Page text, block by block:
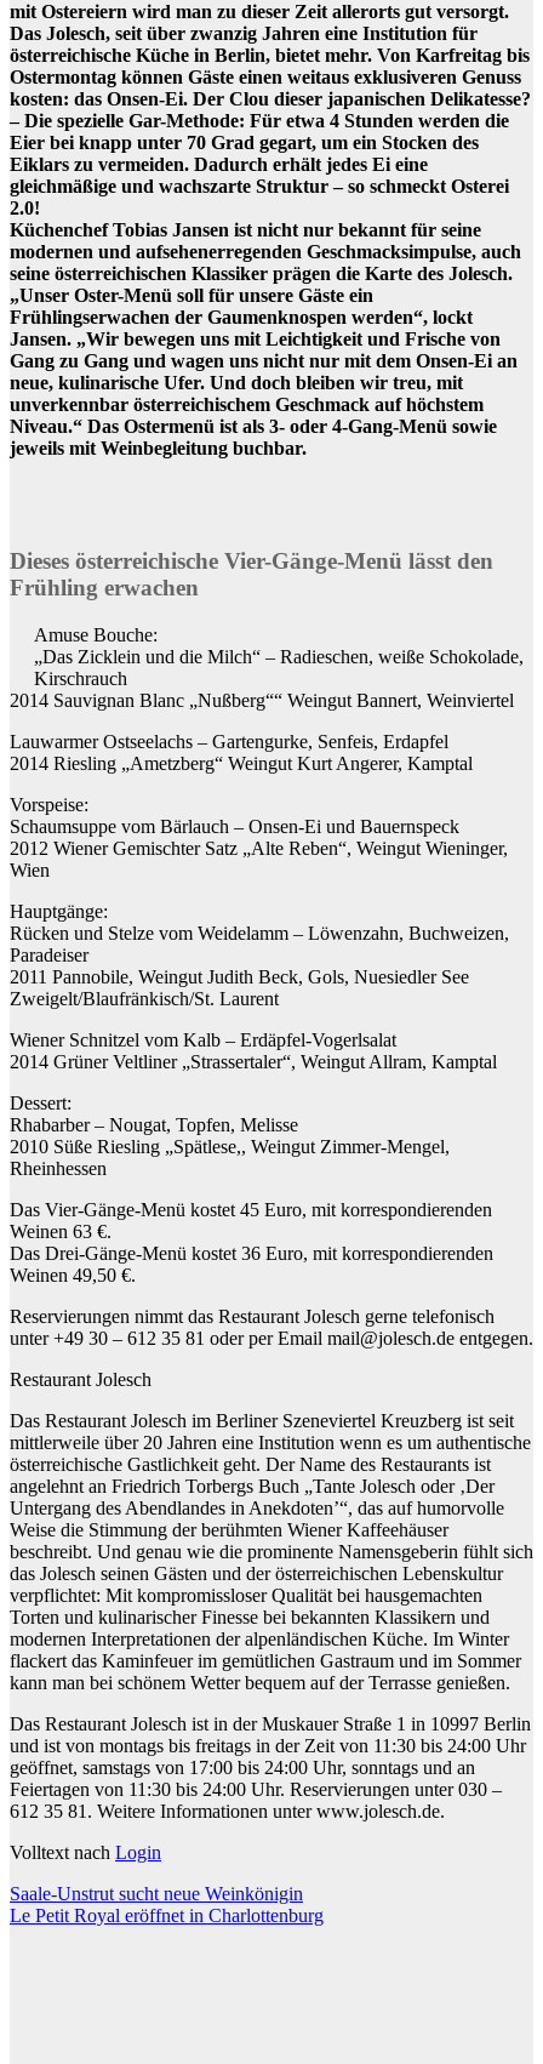
mit Ostereiern wird man zu dieser Zeit allerorts gut versorgt.
Das Jolesch, seit über zwanzig Jahren eine Institution für
österreichische Küche in Berlin, bietet mehr. Von Karfreitag bis
Ostermontag können Gäste einen weitaus exklusiveren Genuss
kosten: das Onsen-Ei. Der Clou dieser japanischen Delikatesse?
– Die spezielle Gar-Methode: Für etwa 4 Stunden werden die
Eier bei knapp unter 70 Grad gegart, um ein Stocken des
Eiklars zu vermeiden. Dadurch erhält jedes Ei eine
gleichmäßige und wachszarte Struktur – so schmeckt Osterei
2.0!
Küchenchef Tobias Jansen ist nicht nur bekannt für seine
modernen und aufsehenerregenden Geschmacksimpulse, auch
seine österreichischen Klassiker prägen die Karte des Jolesch.
„Unser Oster-Menü soll für unsere Gäste ein
Frühlingserwachen der Gaumenknospen werden“, lockt
Jansen. „Wir bewegen uns mit Leichtigkeit und Frische von
Gang zu Gang und wagen uns nicht nur mit dem Onsen-Ei an
neue, kulinarische Ufer. Und doch bleiben wir treu, mit
unverkennbar österreichischem Geschmack auf höchstem
Niveau.“ Das Ostermenü ist als 3- oder 4-Gang-Menü sowie
jeweils mit Weinbegleitung buchbar.
Dieses österreichische Vier-Gänge-Menü lässt den
Frühling erwachen
Amuse Bouche:
„Das Zicklein und die Milch“ – Radieschen, weiße Schokolade,
Kirschrauch
2014 Sauvignan Blanc „Nußberg““ Weingut Bannert, Weinviertel
Lauwarmer Ostseelachs – Gartengurke, Senfeis, Erdapfel
2014 Riesling „Ametzberg“ Weingut Kurt Angerer, Kamptal
Vorspeise:
Schaumsuppe vom Bärlauch – Onsen-Ei und Bauernspeck
2012 Wiener Gemischter Satz „Alte Reben“, Weingut Wieninger,
Wien
Hauptgänge:
Rücken und Stelze vom Weidelamm – Löwenzahn, Buchweizen,
Paradeiser
2011 Pannobile, Weingut Judith Beck, Gols, Nuesiedler See
Zweigelt/Blaufränkisch/St. Laurent
Wiener Schnitzel vom Kalb – Erdäpfel-Vogerlsalat
2014 Grüner Veltliner „Strassertaler“, Weingut Allram, Kamptal
Dessert:
Rhabarber – Nougat, Topfen, Melisse
2010 Süße Riesling „Spätlese,, Weingut Zimmer-Mengel,
Rheinhessen
Das Vier-Gänge-Menü kostet 45 Euro, mit korrespondierenden
Weinen 63 €.
Das Drei-Gänge-Menü kostet 36 Euro, mit korrespondierenden
Weinen 49,50 €.
Reservierungen nimmt das Restaurant Jolesch gerne telefonisch
unter +49 30 – 612 35 81 oder per Email mail@jolesch.de entgegen.
Restaurant Jolesch
Das Restaurant Jolesch im Berliner Szeneviertel Kreuzberg ist seit
mittlerweile über 20 Jahren eine Institution wenn es um authentische
österreichische Gastlichkeit geht. Der Name des Restaurants ist
angelehnt an Friedrich Torbergs Buch „Tante Jolesch oder ‚Der
Untergang des Abendlandes in Anekdoten’“, das auf humorvolle
Weise die Stimmung der berühmten Wiener Kaffeehäuser
beschreibt. Und genau wie die prominente Namensgeberin fühlt sich
das Jolesch seinen Gästen und der österreichischen Lebenskultur
verpflichtet: Mit kompromissloser Qualität bei hausgemachten
Torten und kulinarischer Finesse bei bekannten Klassikern und
modernen Interpretationen der alpenländischen Küche. Im Winter
flackert das Kaminfeuer im gemütlichen Gastraum und im Sommer
kann man bei schönem Wetter bequem auf der Terrasse genießen.
Das Restaurant Jolesch ist in der Muskauer Straße 1 in 10997 Berlin
und ist von montags bis freitags in der Zeit von 11:30 bis 24:00 Uhr
geöffnet, samstags von 17:00 bis 24:00 Uhr, sonntags und an
Feiertagen von 11:30 bis 24:00 Uhr. Reservierungen unter 030 –
612 35 81. Weitere Informationen unter www.jolesch.de.
Volltext nach Login
Beitragsnavigation
Saale-Unstrut sucht neue Weinkönigin
Le Petit Royal eröffnet in Charlottenburg